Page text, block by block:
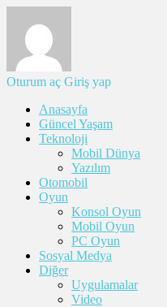
Oturum aç Giriş yap
Anasayfa
Güncel Yaşam
Teknoloji
Mobil Dünya
Yazılım
Otomobil
Oyun
Konsol Oyun
Mobil Oyun
PC Oyun
Sosyal Medya
Diğer
Uygulamalar
Video